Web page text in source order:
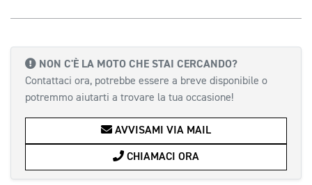
NON C'È LA MOTO CHE STAI CERCANDO?
Contattaci ora, potrebbe essere a breve disponibile o
potremmo aiutarti a trovare la tua occasione!
AVVISAMI VIA MAIL
CHIAMACI ORA